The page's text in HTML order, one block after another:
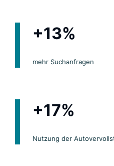
+13%
mehr Suchanfragen
+17%
Nutzung der